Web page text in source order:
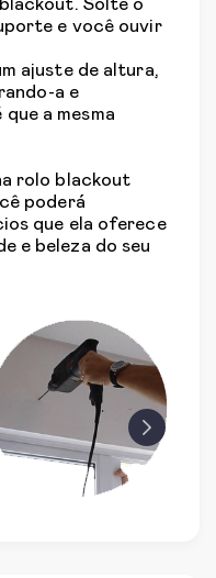
Solte o
e você ouvir
ajuste de altura,
a e
a mesma
rolo blackout
poderá
que ela oferece
e beleza do seu